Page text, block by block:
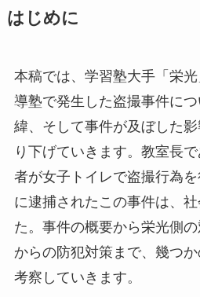
はじめに
本稿では、学習塾大手「栄
導塾で発生した盗撮事件に
緯、そして事件が及ぼした
り下げていきます。教室長
者が女子トイレで盗撮行為
に逮捕されたこの事件は、
た。事件の概要から栄光側
からの防犯対策まで、幾つ
考察していきます。